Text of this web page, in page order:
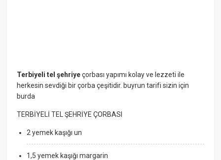
Terbiyeli tel şehriyeçorbası yapımı kolay ve lezzeti ile
herkesin sevdiği bir çorba çeşitidir. buyrun tarifi sizin için
burda
TERBİYELİ TEL ŞEHRİYE ÇORBASI
2 yemek kaşığı un
1,5 yemek kaşığı margarin